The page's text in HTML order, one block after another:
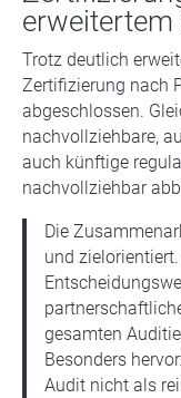
erweitertem
Trotz deutlich
Zertifizierung nach
abgeschlossen.
nachvollziehbare,
auch künftige
nachvollziehbar
Die
und
gesamten
Besonders
Audit nicht als